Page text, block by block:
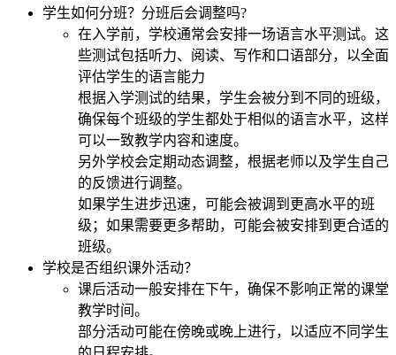
学生如何分班？分班后会调整吗?
在入学前，学校通常会安排一场语言水平测试。这
些测试包括听力、阅读、写作和口语部分，以全面
评估学生的语言能力
根据入学测试的结果，学生会被分到不同的班级，
确保每个班级的学生都处于相似的语言水平，这样
可以一致教学内容和速度。
另外学校会定期动态调整，根据老师以及学生自己
的反馈进行调整。
如果学生进步迅速，可能会被调到更高水平的班
级；如果需要更多帮助，可能会被安排到更合适的
班级。
学校是否组织课外活动？
课后活动一般安排在下午，确保不影响正常的课堂
教学时间。
部分活动可能在傍晚或晚上进行，以适应不同学生